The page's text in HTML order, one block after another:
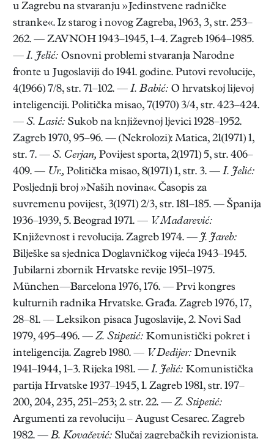
u Zagrebu na stvaranju »Jedinstvene radničke
stranke«. Iz starog i novog Zagreba, 1963, 3, str. 253–
262. — ZAVNOH 1943–1945, 1–4. Zagreb 1964–1985.
— I. Jelić: Osnovni problemi stvaranja Narodne
fronte u Jugoslaviji do 1941. godine. Putovi revolucije,
4(1966) 7/8, str. 71–102. — I. Babić: O hrvatskoj lijevoj
inteligenciji. Politička misao, 7(1970) 3/4, str. 423–424.
— S. Lasić: Sukob na književnoj ljevici 1928–1952.
Zagreb 1970, 95–96. — (Nekrolozi): Matica, 21(1971) 1,
str. 7. — S. Cerjan, Povijest sporta, 2(1971) 5, str. 406–
409. — Ur., Politička misao, 8(1971) 1, str. 3. — I. Jelić:
Posljednji broj »Naših novina«. Časopis za
suvremenu povijest, 3(1971) 2/3, str. 181–185. — Španija
1936–1939, 5. Beograd 1971. — V. Mađarević:
Književnost i revolucija. Zagreb 1974. — J. Jareb:
Bilješke sa sjednica Doglavničkog vijeća 1943–1945.
Jubilarni zbornik Hrvatske revije 1951–1975.
München—Barcelona 1976, 176. — Prvi kongres
kulturnih radnika Hrvatske. Građa. Zagreb 1976, 17,
28–81. — Leksikon pisaca Jugoslavije, 2. Novi Sad
1979, 495–496. — Z. Stipetić: Komunistički pokret i
inteligencija. Zagreb 1980. — V. Dedijer: Dnevnik
1941–1944, 1–3. Rijeka 1981. — I. Jelić: Komunistička
partija Hrvatske 1937–1945, 1. Zagreb 1981, str. 197–
200, 204, 235, 251–253; 2. str. 22. — Z. Stipetić:
Argumenti za revoluciju – August Cesarec. Zagreb
1982. — B. Kovačević: Slučaj zagrebačkih revizionista.